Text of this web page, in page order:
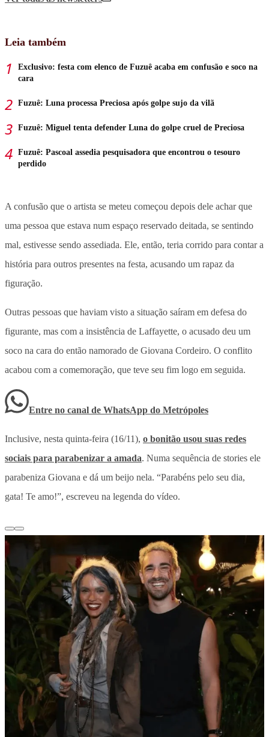
Leia também
Exclusivo: festa com elenco de Fuzuê acaba em confusão e soco na
cara
Fuzuê: Luna processa Preciosa após golpe sujo da vilã
Fuzuê: Miguel tenta defender Luna do golpe cruel de Preciosa
Fuzuê: Pascoal assedia pesquisadora que encontrou o tesouro
perdido
A confusão que o artista se meteu começou depois dele achar que
uma pessoa que estava num espaço reservado deitada, se sentindo
mal, estivesse sendo assediada. Ele, então, teria corrido para contar a
história para outros presentes na festa, acusando um rapaz da
figuração.
Outras pessoas que haviam visto a situação saíram em defesa do
figurante, mas com a insistência de Laffayette, o acusado deu um
soco na cara do então namorado de Giovana Cordeiro. O conflito
acabou com a comemoração, que teve seu fim logo em seguida.
Entre no canal de WhatsApp do Metrópoles
Inclusive, nesta quinta-feira (16/11), o bonitão usou suas redes
sociais para parabenizar a amada. Numa sequência de stories ele
parabeniza Giovana e dá um beijo nela. “Parabéns pelo seu dia,
gata! Te amo!”, escreveu na legenda do vídeo.